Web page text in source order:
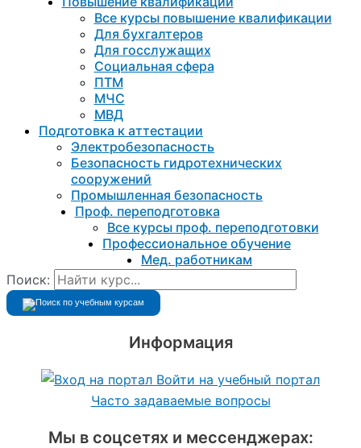
Все курсы повышение квалификации
Для бухгалтеров
Для госслужащих
Социальная сфера
ПТМ
МЧС
МВД
Подготовка к aттестации
Электробезопасность
Безопасность гидротехнических
сооружений
Промышленная безопасность
Проф. переподготовка
Все курсы проф. переподготовки
Профессиональное обучение
Мед. работникам
Поиск:
Информация
Войти на учебный портал
Часто задаваемые вопросы
Мы в соцсетях и мессенджерах: